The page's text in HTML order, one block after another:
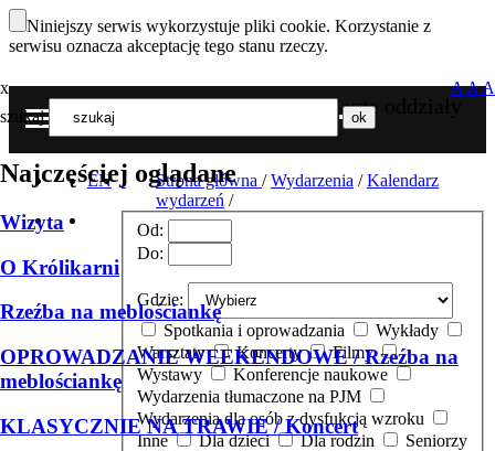
Niniejszy serwis wykorzystuje pliki cookie. Korzystanie z
serwisu oznacza akceptację tego stanu rzeczy.
Nasze oddziały
MENU
x
szukaj
Najczęściej oglądane
Wizyta
O Królikarni
Rzeźba na meblościankę
OPROWADZANIE WEEKENDOWE / Rzeźba na
meblościankę
KLASYCZNIE NA TRAWIE / Koncert
AAA
EN Strona główna / Wydarzenia /Kalendarz
wydarzeń /
Od:
Do:
Gdzie:
Spotkania i oprowadzania
Wykłady
Warsztaty
Koncerty
Filmy
Wystawy
Konferencje naukowe
Wydarzenia tłumaczone na PJM
Wydarzenia dla osób z dysfukcją wzroku
Inne
Dla dzieci Dla rodzin
Seniorzy